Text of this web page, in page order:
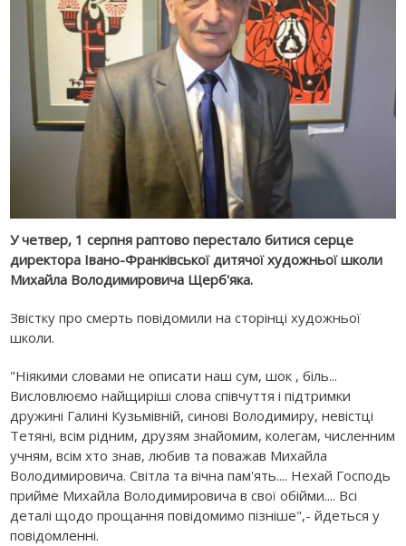
У четвер, 1 серпня раптово перестало битися серце
директора Івано-Франківської дитячої художньої школи
Михайла Володимировича Щерб'яка.
Звістку про смерть повідомили на сторінці художньої
школи.
"Ніякими словами не описати наш сум, шок , біль...
Висловлюємо найщиріші слова співчуття і підтримки
дружині Галині Кузьмівній, синові Володимиру, невістці
Тетяні, всім рідним, друзям знайомим, колегам, численним
учням, всім хто знав, любив та поважав Михайла
Володимировича. Світла та вічна пам'ять.... Нехай Господь
прийме Михайла Володимировича в свої обійми.... Всі
деталі щодо прощання повідомимо пізніше",- йдеться у
повідомленні.